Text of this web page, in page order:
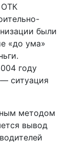
ОТК
были
«до ума»
году
ситуация
методом
вывод